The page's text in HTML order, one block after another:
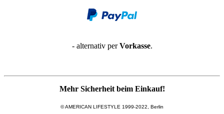
- alternativ perVorkasse.
Mehr Sicherheit beim Einkauf!
© AMERICAN LIFESTYLE 1999-2022, Berlin